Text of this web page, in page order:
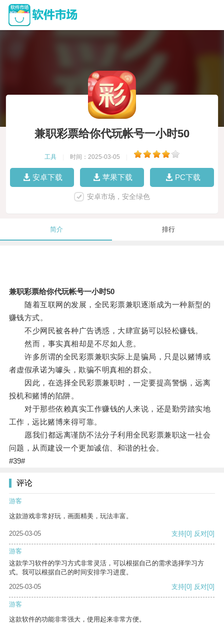
兼职彩票给你代玩帐号一小时50
工具 时间：2025-03-05
安卓下载 苹果下载 PC下载
安卓市场，安全绿色
简介 排行
兼职彩票给你代玩帐号一小时50
随着互联网的发展，全民彩票兼职逐渐成为一种新型的
赚钱方式。
不少网民被各种广告诱惑，大肆宣扬可以轻松赚钱。
然而，事实真相却是不尽如人意。
许多所谓的全民彩票兼职实际上是骗局，只是以赌博或
者虚假承诺为噱头，欺骗不明真相的群众。
因此，在选择全民彩票兼职时，一定要提高警惕，远离
投机和赌博的陷阱。
对于那些依赖真实工作赚钱的人来说，还是勤劳踏实地
工作，远比赌博来得可靠。
愿我们都远离谨防不法分子利用全民彩票兼职这一社会
问题，从而建设一个更加诚信、和谐的社会。
#39#
评论
游客
这款游戏非常好玩，画面精美，玩法丰富。
2025-03-05 支持[0] 反对[0]
游客
这款学习软件的学习方式非常灵活，可以根据自己的需求选择学习方
式。我可以根据自己的时间安排学习进度。
2025-03-05
支持[0] 反对[0]
游客
这款软件的功能非常强大，使用起来非常方便。